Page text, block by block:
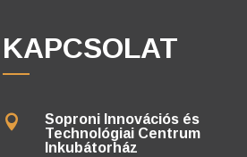
KAPCSOLAT

Soproni Innovációs és
Technológiai Centrum
Inkubátorház